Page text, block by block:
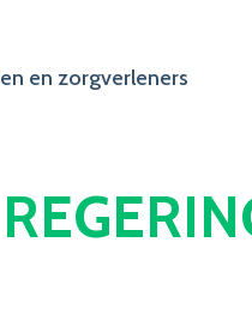
en zorgverleners